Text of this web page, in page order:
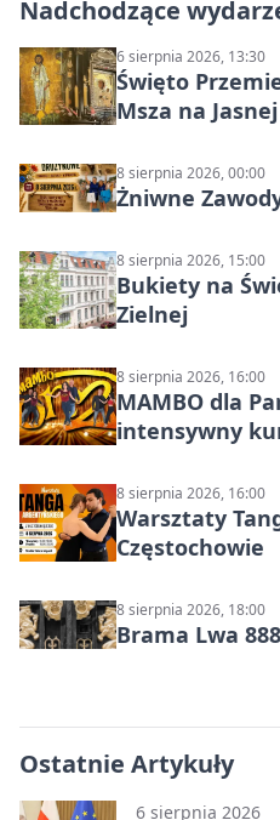
Nadchodzące
6 sierpnia 2026, 13:30
Święto
Msza na
8 sierpnia 2026, 00:00
Żniwne
8 sierpnia 2026, 15:00
Bukiety na
Zielnej
8 sierpnia 2026, 16:00
MAMBO dla
intensywny
8 sierpnia 2026, 16:00
Warsztaty
Częstochowie
8 sierpnia 2026, 18:00
Brama Lwa
Ostatnie Artykuły
6 sierpnia 2026